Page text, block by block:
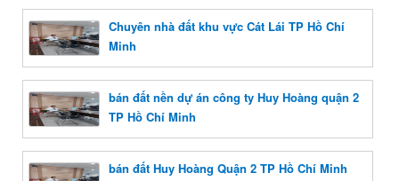
Chuyên nhà đất khu vực Cát Lái TP Hồ Chí
Minh
bán đất nền dự án công ty Huy Hoàng quận 2
TP Hồ Chí Minh
bán đất Huy Hoàng Quận 2 TP Hồ Chí Minh